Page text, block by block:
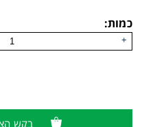
כמות:
+
בקש
משקפי מגן להגנה